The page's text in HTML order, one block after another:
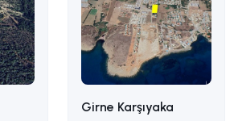
Girne Karşıyaka